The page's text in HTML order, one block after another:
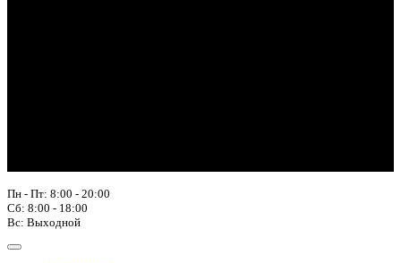
Пн - Пт: 8:00 - 20:00
Сб: 8:00 - 18:00
Вс: Выходной